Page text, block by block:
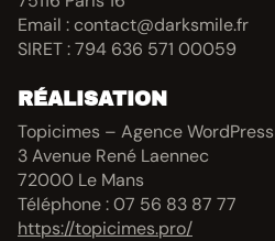
Email : contact@darksmile.fr
SIRET : 794 636 571 00059
RÉALISATION
Topicimes – Agence WordPress
3 Avenue René Laennec
72000 Le Mans
Téléphone : 07 56 83 87 77
https://topicimes.pro/